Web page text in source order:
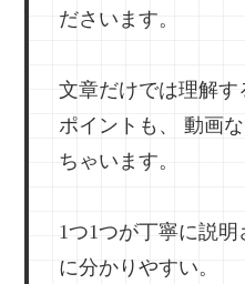
ださいます。
文章だけでは理解
ポイントも、
動画
ちゃいます。
1つ1つが丁寧に説
に分かりやすい。